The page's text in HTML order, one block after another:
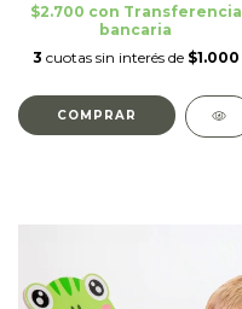
$2.700 con Transferencia
bancaria
3 cuotas sin interés de $1.000